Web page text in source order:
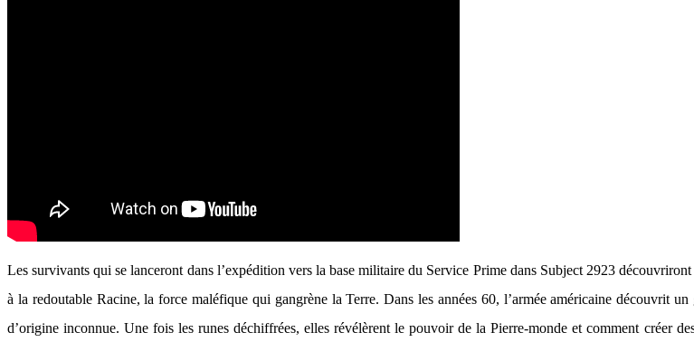
Les survivants qui se lanceront dans l’expédition vers la base militaire du Service Prime dans Subject 2923
à la redoutable Racine, la force maléfique qui gangrène la Terre. Dans les années 60, l’armée américaine découvrit
d’origine inconnue. Une fois les runes déchiffrées, elles révélèrent le pouvoir de la Pierre-monde et comment créer